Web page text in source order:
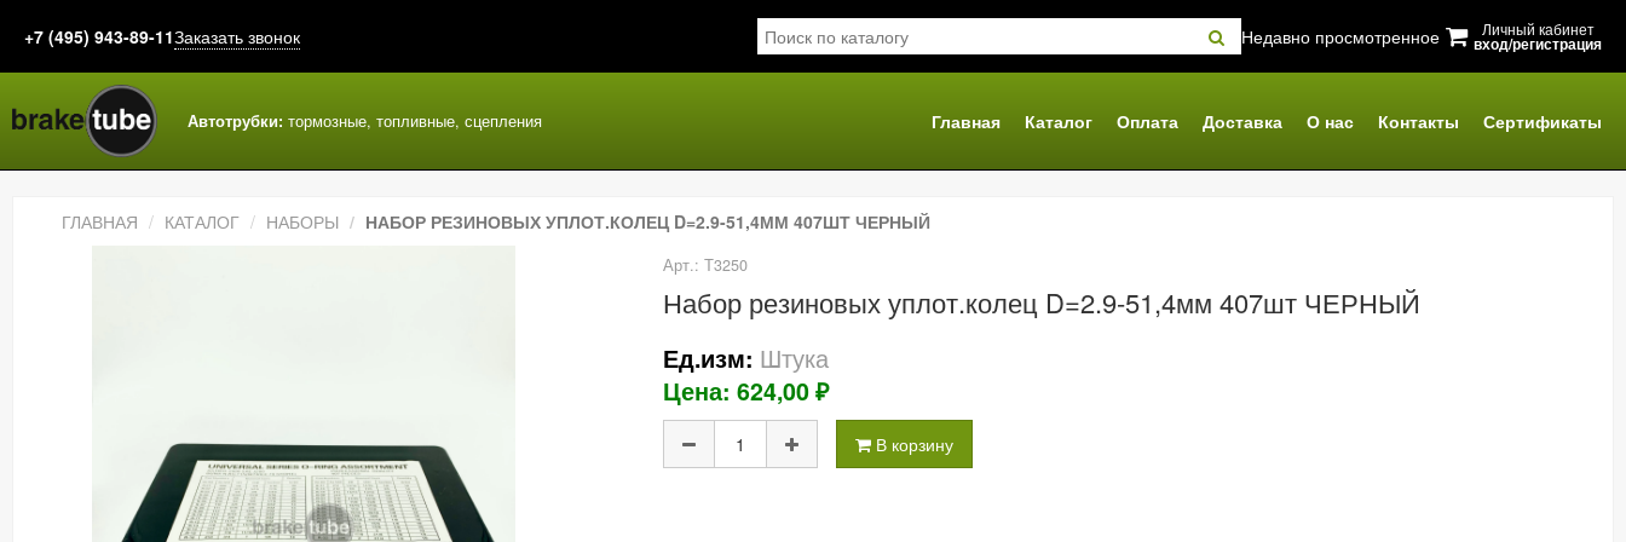
+7 (495) 943-89-11Заказать звонок Недавно просмотренное Личный кабинет
вход/регистрация
Автотрубки: тормозные, топливные, сцепления Главная Каталог Оплата Доставка О нас Контакты Сертификаты
ГЛАВНАЯ КАТАЛОГ НАБОРЫ НАБОР РЕЗИНОВЫХ УПЛОТ.КОЛЕЦ D=2.9-51,4ММ 407ШТ ЧЕРНЫЙ
Арт.: Т3250
Набор резиновых уплот.колец D=2.9-51,4мм 407шт ЧЕРНЫЙ
Ед.изм: Штука
Цена: 624,00 ₽
В корзину